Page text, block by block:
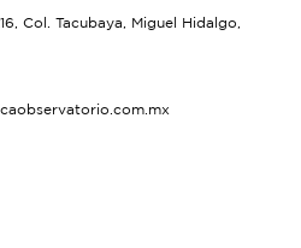
Col. Tacubaya, Miguel Hidalgo,